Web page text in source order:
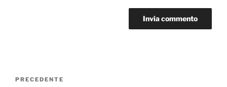
Navigazione
Articolo
PRECEDENTE